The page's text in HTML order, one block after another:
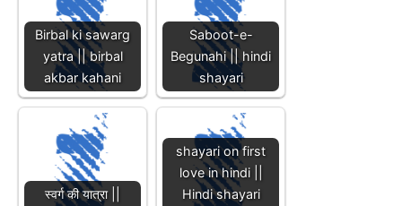
Birbal ki sawarg
yatra || birbal
akbar kahani
Saboot-e-
Begunahi || hindi
shayari
स्वर्ग की यात्रा ||
shayari on first
love in hindi ||
Hindi shayari